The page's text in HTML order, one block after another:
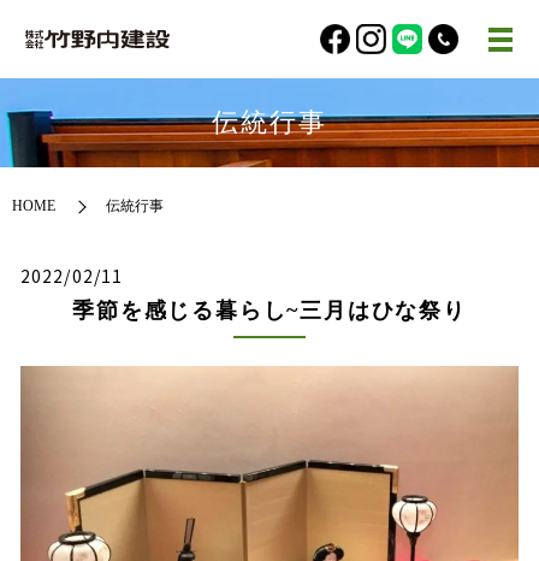
伝統行事
HOME 伝統行事
2022/02/11
季節を感じる暮らし~三月はひな祭り